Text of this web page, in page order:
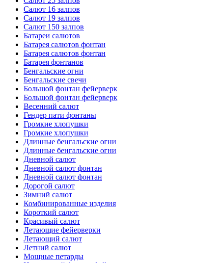
Салют 16 залпов
Салют 19 залпов
Салют 150 залпов
Батареи салютов
Батарея салютов фонтан
Батарея салютов фонтан
Батарея фонтанов
Бенгальские огни
Бенгальские свечи
Большой фонтан фейерверк
Большой фонтан фейерверк
Весенний салют
Гендер пати фонтаны
Громкие хлопушки
Громкие хлопушки
Длинные бенгальские огни
Длинные бенгальские огни
Дневной салют
Дневной салют фонтан
Дневной салют фонтан
Дорогой салют
Зимний салют
Комбинированные изделия
Короткий салют
Красивый салют
Летающие фейерверки
Летающий салют
Летний салют
Мощные петарды